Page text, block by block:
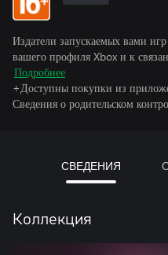
Издатели запускаемых вами
вашего профиля Xbox и к
Подробнее
+Доступны покупки из
Сведения о родительском
СВЕДЕНИЯ
Коллекция